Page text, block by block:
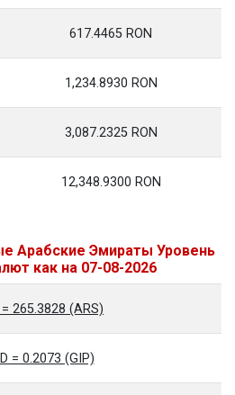
617.4465 RON
1,234.8930 RON
3,087.2325 RON
12,348.9300 RON
Арабские Эмираты Уровень
как на 07-08-2026
= 265.3828 (ARS)
= 0.2073 (GIP)